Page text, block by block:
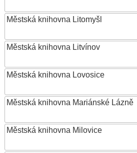
Městská knihovna Litomyšl
Městská knihovna Litvínov
Městská knihovna Lovosice
Městská knihovna Mariánské Lázně
Městská knihovna Milovice